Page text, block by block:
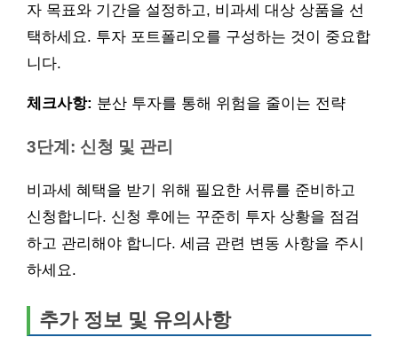
자 목표와 기간을 설정하고, 비과세 대상 상품을 선
택하세요. 투자 포트폴리오를 구성하는 것이 중요합
니다.
체크사항: 분산 투자를 통해 위험을 줄이는 전략
3단계: 신청 및 관리
비과세 혜택을 받기 위해 필요한 서류를 준비하고
신청합니다. 신청 후에는 꾸준히 투자 상황을 점검
하고 관리해야 합니다. 세금 관련 변동 사항을 주시
하세요.
추가 정보 및 유의사항